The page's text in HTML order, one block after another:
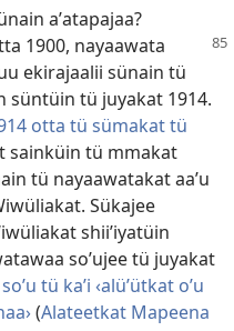
aʼatapajaa?
1900, nayaawata
ekirajaalii sünain tü
süntüin tü juyakat 1914.
otta tü sümakat tü
sainküin tü mmakat
tü nayaawatakat aaʼu
Sükajee
shiiʼiyatüin
soʼujee tü juyakat
tü kaʼi ‹alüʼütkat oʼu
(Alateetkat Mapeena